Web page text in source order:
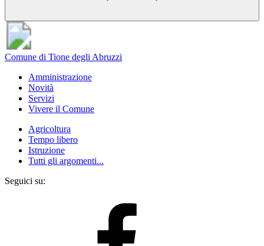
Comune di Tione degli Abruzzi
Amministrazione
Novità
Servizi
Vivere il Comune
Agricoltura
Tempo libero
Istruzione
Tutti gli argomenti...
Seguici su: